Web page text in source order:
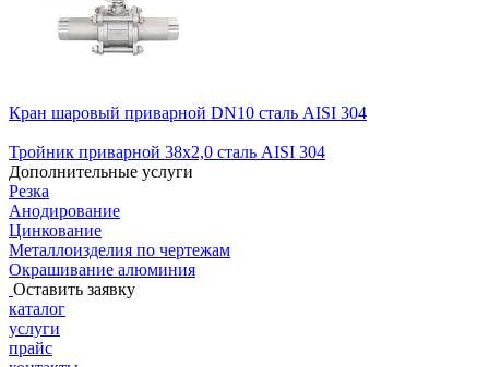
Кран шаровый приварной DN10 сталь AISI 304
Тройник приварной 38х2,0 сталь AISI 304
Дополнительные услуги
Резка
Анодирование
Цинкование
Металлоизделия по чертежам
Окрашивание алюминия
Оставить заявку
каталог
услуги
прайс